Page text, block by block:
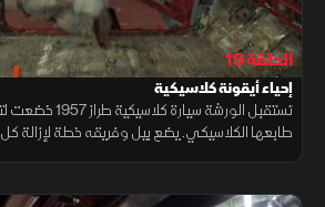
الحلقة 19
إحياء أيقونة كلاسيكية
تستقبل الورشة
طابعها الكلاسيكي. يضع بيل وفريقه خطة لإزالة